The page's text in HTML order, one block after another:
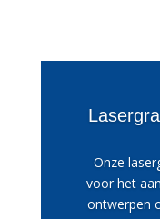
Onze
voor het
ontwerpen